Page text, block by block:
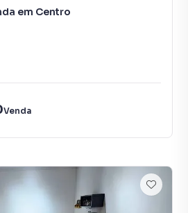
em Centro
Venda